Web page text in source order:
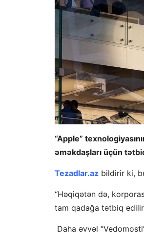
“Apple”
əməkdaşları üçün
Tezadlar.az bildirir ki,
“Həqiqətən də,
tam qadağa tətbiq
Daha əvvəl